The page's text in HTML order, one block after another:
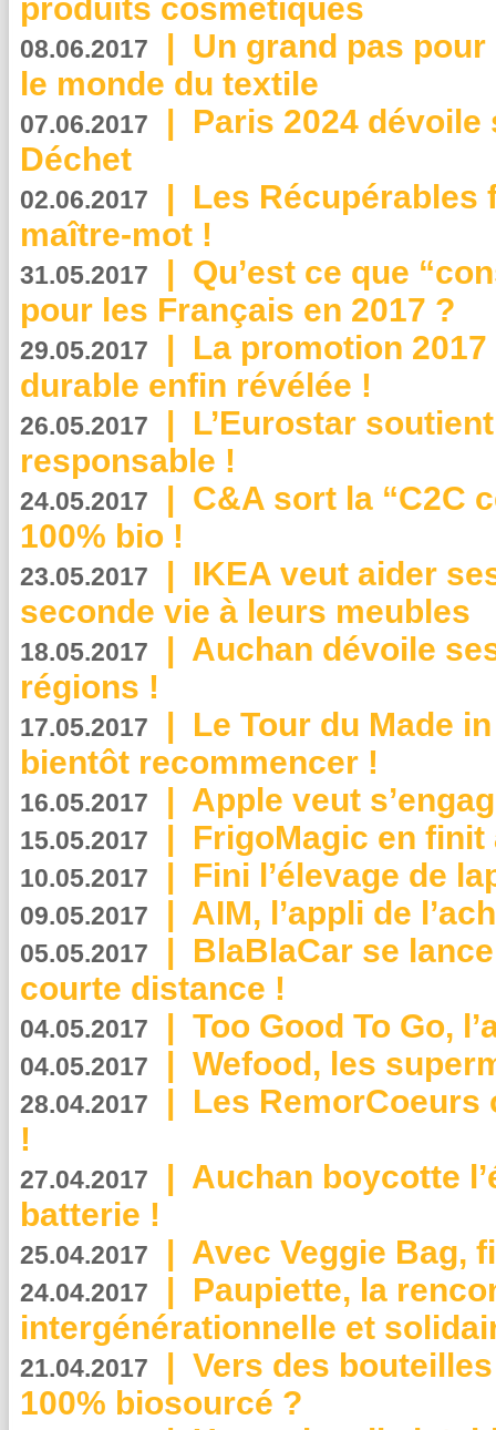
produits cosmétiques
08.06.2017 | Un grand pas
le monde du textile
07.06.2017 | Paris 2024
Déchet
02.06.2017 | Les Récupérables
maître-mot !
31.05.2017 | Qu’est ce que
pour les Français en 2017 ?
29.05.2017 | La promotion
durable enfin révélée !
26.05.2017 | L’Eurostar
responsable !
24.05.2017 | C&A sort la “C2C
100% bio !
23.05.2017 | IKEA veut aider
seconde vie à leurs meubles
18.05.2017 | Auchan dévoile
régions !
17.05.2017 | Le Tour du Made
bientôt recommencer !
16.05.2017 | Apple veut
15.05.2017 | FrigoMagic en
10.05.2017 | Fini l’élevage de
09.05.2017 | AIM, l’appli de
05.05.2017 | BlaBlaCar se
courte distance !
04.05.2017 | Too Good To Go,
04.05.2017 | Wefood, les
28.04.2017 | Les RemorCoeurs
!
27.04.2017 | Auchan boycotte
batterie !
25.04.2017 | Avec Veggie Bag,
24.04.2017 | Paupiette, la
intergénérationnelle et
21.04.2017 | Vers des
100% biosourcé ?